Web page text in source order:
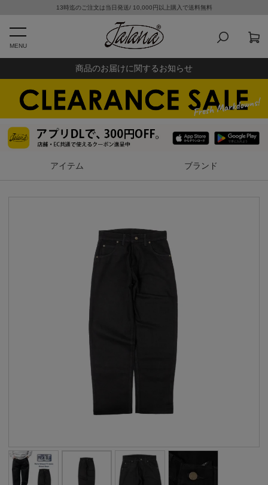
13時迄のご注文は当日発送/ 10,000円以上購入で送料無料
MENU
商品のお届けに関するお知らせ
アイテム ブランド